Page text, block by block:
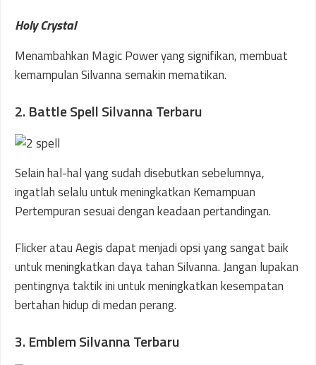
Holy Crystal
Menambahkan Magic Power yang signifikan, membuat
kemampulan Silvanna semakin mematikan.
2. Battle Spell Silvanna Terbaru
Selain hal-hal yang sudah disebutkan sebelumnya,
ingatlah selalu untuk meningkatkan Kemampuan
Pertempuran sesuai dengan keadaan pertandingan.
Flicker atau Aegis dapat menjadi opsi yang sangat baik
untuk meningkatkan daya tahan Silvanna. Jangan lupakan
pentingnya taktik ini untuk meningkatkan kesempatan
bertahan hidup di medan perang.
3. Emblem Silvanna Terbaru